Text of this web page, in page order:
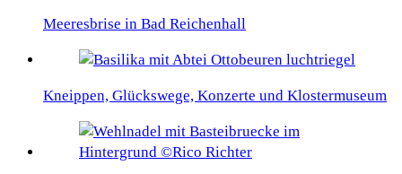
Meeresbrise in Bad Reichenhall
Kneippen, Glückswege, Konzerte und Klostermuseum